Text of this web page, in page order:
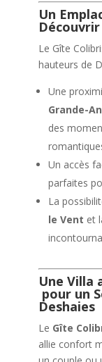
Un
Le Gîte
hauteurs de
Une
Grande-
des
Un accès
parfaites
La
le Vent et
Une Villa
pour un
Deshaies
Le Gîte
allie confort